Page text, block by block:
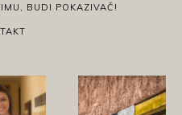
BUDI POKAZIVAČ!